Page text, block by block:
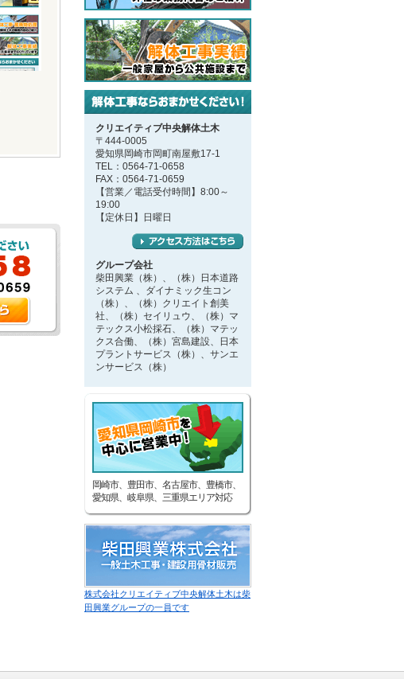
クリエイティブ中央解体土木
〒444-0005
愛知県岡崎市岡町南屋敷17-1
TEL：0564-71-0658
FAX：0564-71-0659
【営業／電話受付時間】8:00～
19:00
【定休日】日曜日
グループ会社
柴田興業（株）、（株）日本道路
システム 、ダイナミック生コン
（株）、（株）クリエイト創美
社、（株）セイリュウ、（株）マ
テックス小松採石、（株）マテッ
クス合働、（株）宮島建設、日本
プラントサービス（株）、サンエ
ンサービス（株）
岡崎市、豊田市、名古屋市、豊橋市、
愛知県、岐阜県、三重県エリア対応
株式会社クリエイティブ中央解体土木は柴
田興業グループの一員です